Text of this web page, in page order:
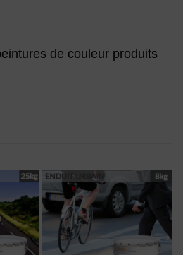
de couleur produits